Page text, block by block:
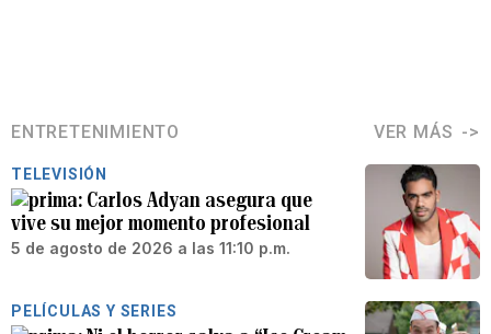
ENTRETENIMIENTO VER MÁS
TELEVISIÓN
Carlos Adyan asegura que
vive su mejor momento profesional
5 de agosto de 2026 a las 11:10 p.m.
PELÍCULAS Y SERIES